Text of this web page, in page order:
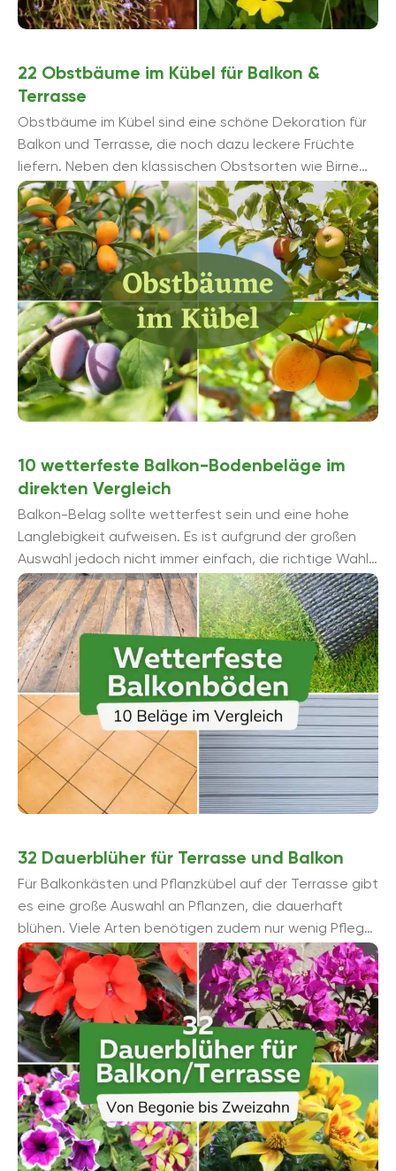
22 Obstbäume im Kübel für Balkon &
Terrasse
Obstbäume im Kübel sind eine schöne Dekoration für
Balkon und Terrasse, die noch dazu leckere Früchte
liefern. Neben den klassischen Obstsorten wie Birne
und Apfel ...
10 wetterfeste Balkon-Bodenbeläge im
direkten Vergleich
Balkon-Belag sollte wetterfest sein und eine hohe
Langlebigkeit aufweisen. Es ist aufgrund der großen
Auswahl jedoch nicht immer einfach, die richtige Wahl
zu treffen. Unser Vergleich zeigt, worauf es ...
32 Dauerblüher für Terrasse und Balkon
Für Balkonkästen und Pflanzkübel auf der Terrasse gibt
es eine große Auswahl an Pflanzen, die dauerhaft
blühen. Viele Arten benötigen zudem nur wenig Pflege
...